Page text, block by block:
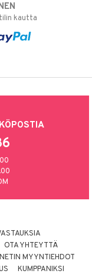
kautta
OTA YHTEYTTÄ
MYYNTIEHDOT
KUMPPANIKSI